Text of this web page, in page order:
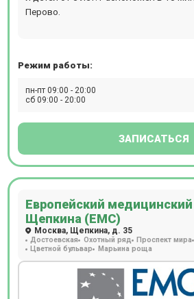
Перово.
Режим работы:
пн-пт 09:00 - 20:00
сб 09:00 - 20:00
ЗАПИСАТЬСЯ
Европейский медицинский
Щепкина (ЕМС)
Москва, Щепкина, д. 35
Достоевская Охотный ряд Проспект мира
Цветной бульвар Марьина роща